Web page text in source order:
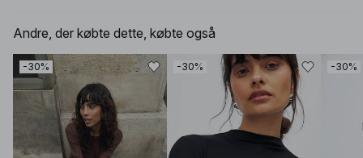
Andre, der købte dette, købte også
-30% -30% -30%